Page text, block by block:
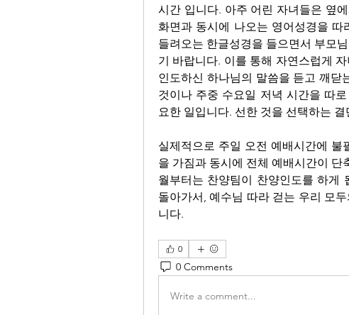
시간 입니다. 아주 어린 자녀들은 옆
화면과 동시에 나오는 영어성경을
들려오는 한글성경을 들으면서 부모
기 바랍니다. 이를 통해 자연스럽게
인도하신 하나님의 말씀을 듣고 깨닫
것이나 주중 수요일 저녁 시간을 따
요한 일입니다. 선한 것을 선택하는
실제적으로 주일 오전 예배시간에
을 가짐과 동시에 전체 예배시간이
월부터는 찬양팀이 찬양인도를 하게
돌아가서, 예수님 따라 걷는 우리 모
니다.
0
0 Comments
Write a comment...